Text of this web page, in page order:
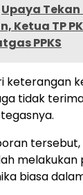
Upaya
Ketua TP
PPKS
keterangan
tidak
melakukan
biasa